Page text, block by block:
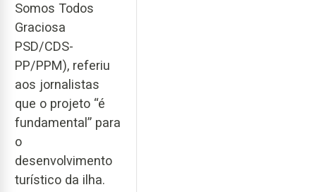
Somos Todos
Graciosa
PSD/CDS-
PP/PPM), referiu
aos jornalistas
que o projeto “é
fundamental” para
o
desenvolvimento
turístico da ilha.